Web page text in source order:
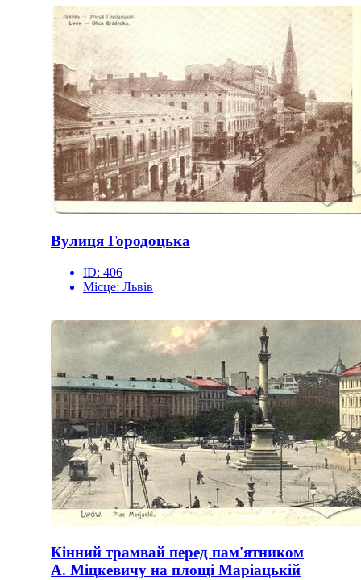
Вулиця Городоцька
ID: 406
Місце: Львів
Кінний трамвай перед пам'ятником
А. Міцкевичу на площі Маріацькій